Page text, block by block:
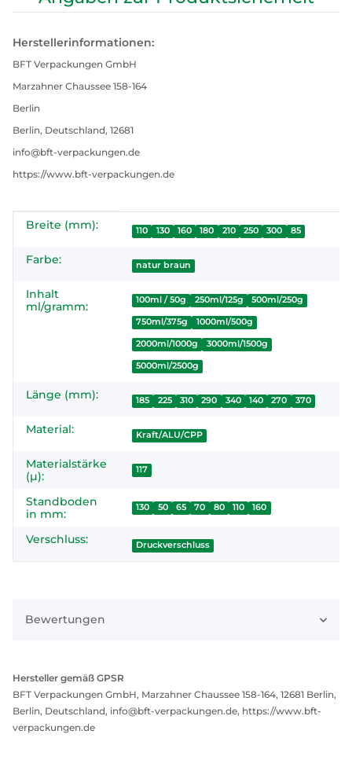
Herstellerinformationen:
BFT Verpackungen GmbH
Marzahner Chaussee 158-164
Berlin
Berlin, Deutschland, 12681
info@bft-verpackungen.de
https://www.bft-verpackungen.de
Produkteigenschaft
Wert
Breite (mm): 110 130 160 180 210 250 300 85
Farbe: natur braun
Inhalt
ml/gramm:
100ml / 50g 250ml/125g 500ml/250g
750ml/375g 1000ml/500g
2000ml/1000g 3000ml/1500g
5000ml/2500g
Länge (mm): 185 225 310 290 340 140 270 370
Material: Kraft/ALU/CPP
Materialstärke
(µ):
117
Standboden
in mm:
130 50 65 70 80 110 160
Verschluss: Druckverschluss
Bewertungen
Hersteller gemäß GPSR
BFT Verpackungen GmbH, Marzahner Chaussee 158-164, 12681 Berlin,
Berlin, Deutschland, info@bft-verpackungen.de, https://www.bft-
verpackungen.de